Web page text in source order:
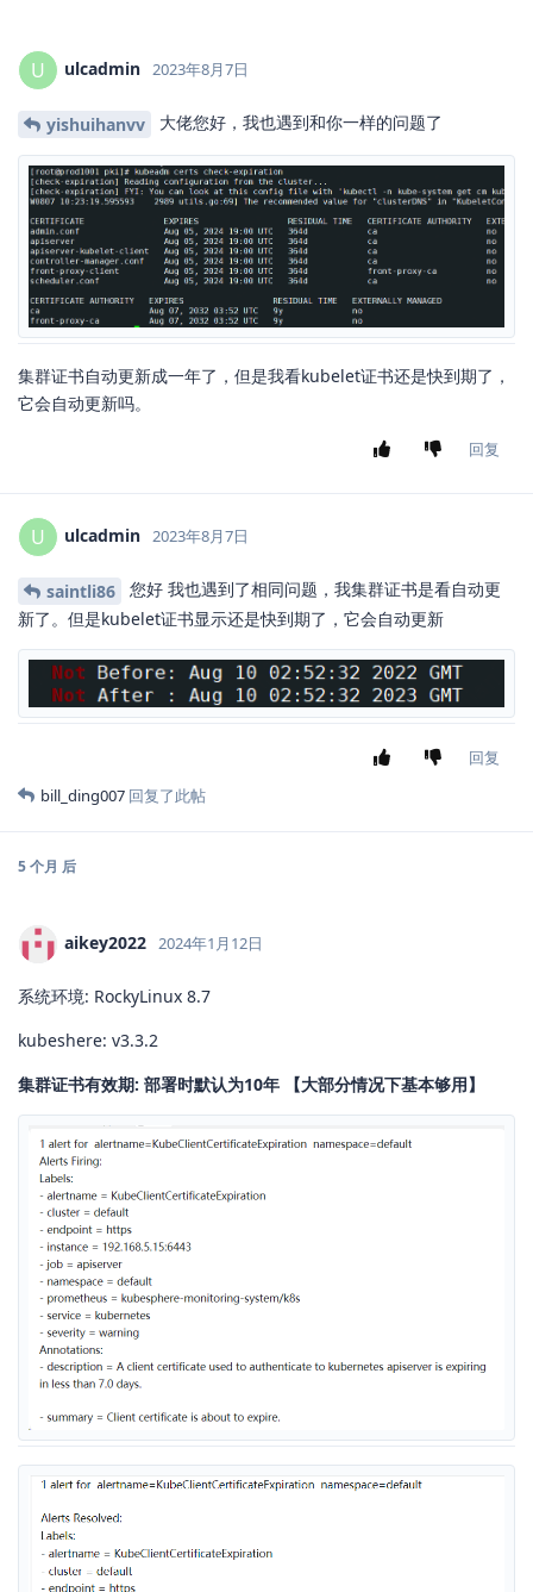
U ulcadmin 2023年8月7日
yishuihanvv 大佬您好，我也遇到和你一样的问题了
集群证书自动更新成一年了，但是我看kubelet证书还是快到期了，
它会自动更新吗。
回复
U ulcadmin 2023年8月7日
saintli86
您好 我也遇到了相同问题，我集群证书是看自动更
新了。但是kubelet证书显示还是快到期了，它会自动更新
回复
bill_ding007 回复了此帖
5 个月 后
aikey2022 2024年1月12日
系统环境: RockyLinux 8.7
kubeshere: v3.3.2
集群证书有效期: 部署时默认为10年 【大部分情况下基本够用】